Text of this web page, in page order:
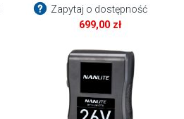
Zapytaj o dostępność
699,00 zł